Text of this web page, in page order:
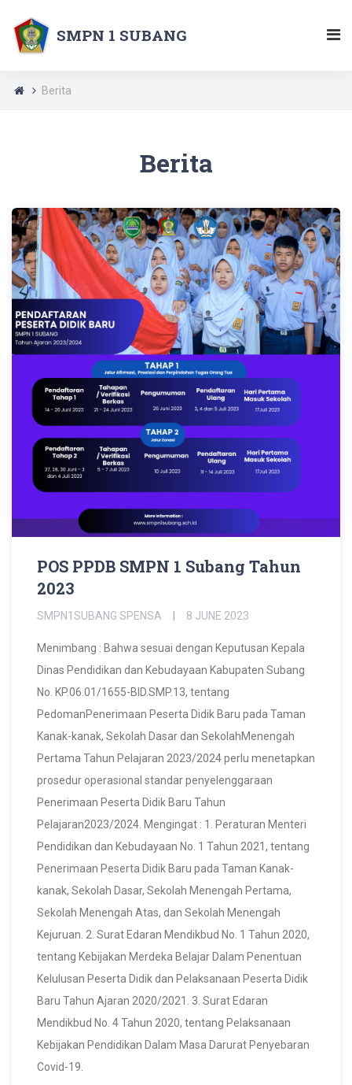
SMPN 1 SUBANG
Berita
Berita
POS PPDB SMPN 1 Subang Tahun
2023
SMPN1SUBANG SPENSA 8 JUNE 2023
Menimbang : Bahwa sesuai dengan Keputusan Kepala
Dinas Pendidikan dan Kebudayaan Kabupaten Subang
No. KP.06.01/1655-BID.SMP.13, tentang
PedomanPenerimaan Peserta Didik Baru pada Taman
Kanak-kanak, Sekolah Dasar dan SekolahMenengah
Pertama Tahun Pelajaran 2023/2024 perlu menetapkan
prosedur operasional standar penyelenggaraan
Penerimaan Peserta Didik Baru Tahun
Pelajaran2023/2024. Mengingat : 1. Peraturan Menteri
Pendidikan dan Kebudayaan No. 1 Tahun 2021, tentang
Penerimaan Peserta Didik Baru pada Taman Kanak-
kanak, Sekolah Dasar, Sekolah Menengah Pertama,
Sekolah Menengah Atas, dan Sekolah Menengah
Kejuruan. 2. Surat Edaran Mendikbud No. 1 Tahun 2020,
tentang Kebijakan Merdeka Belajar Dalam Penentuan
Kelulusan Peserta Didik dan Pelaksanaan Peserta Didik
Baru Tahun Ajaran 2020/2021. 3. Surat Edaran
Mendikbud No. 4 Tahun 2020, tentang Pelaksanaan
Kebijakan Pendidikan Dalam Masa Darurat Penyebaran
Covid-19.